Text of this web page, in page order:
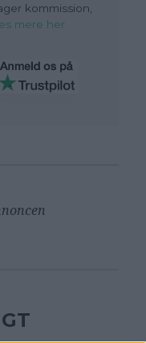
kommission,
mere her